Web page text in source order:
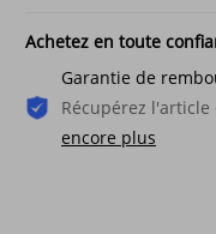
des nail art à faire soi-
114,03€
144,50€ -21%
Achetez en toute
Garantie de
Récupérez
encore plus